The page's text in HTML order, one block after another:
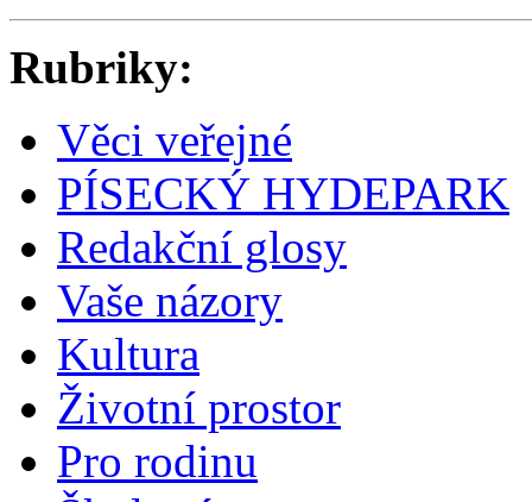
Rubriky:
Věci veřejné
PÍSECKÝ HYDEPARK
Redakční glosy
Vaše názory
Kultura
Životní prostor
Pro rodinu